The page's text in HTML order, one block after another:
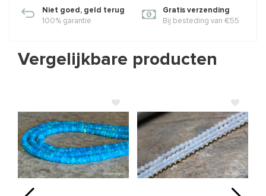
Niet goed, geld terug
100% garantie
Gratis verzending
Bij besteding van €55
Vergelijkbare producten